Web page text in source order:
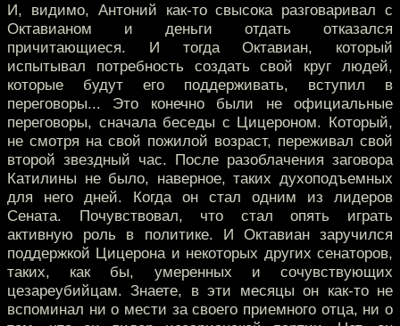
И, видимо, Антоний как-то свысока разговаривал с
Октавианом и деньги отдать отказался
причитающиеся. И тогда Октавиан, который
испытывал потребность создать свой круг людей,
которые будут его поддерживать, вступил в
переговоры... Это конечно были не официальные
переговоры, сначала беседы с Цицероном. Который,
не смотря на свой пожилой возраст, переживал свой
второй звездный час. После разоблачения заговора
Катилины не было, наверное, таких духоподъемных
для него дней. Когда он стал одним из лидеров
Сената. Почувствовал, что стал опять играть
активную роль в политике. И Октавиан заручился
поддержкой Цицерона и некоторых других сенаторов,
таких, как бы, умеренных и сочувствующих
цезареубийцам. Знаете, в эти месяцы он как-то не
вспоминал ни о мести за своего приемного отца, ни о